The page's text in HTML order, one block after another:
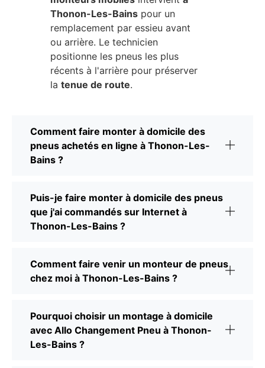
Thonon-Les-Bains pour un
remplacement par essieu avant
ou arrière. Le technicien
positionne les pneus les plus
récents à l'arrière pour préserver
la tenue de route.
Comment faire monter à domicile des
pneus achetés en ligne à Thonon-Les-
Bains ?
Puis-je faire monter à domicile des pneus
que j'ai commandés sur Internet à
Thonon-Les-Bains ?
Comment faire venir un monteur de pneus
chez moi à Thonon-Les-Bains ?
Pourquoi choisir un montage à domicile
avec Allo Changement Pneu à Thonon-
Les-Bains ?